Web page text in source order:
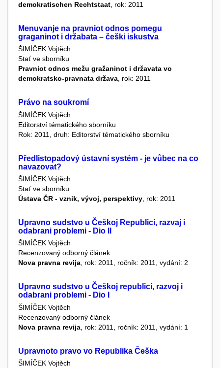
demokratischen Rechtstaat , rok: 2011
Menuvanje na pravniot odnos pomegu
graganinot i držabata – češki iskustva
ŠIMÍČEK Vojtěch
Stať ve sborníku
Pravniot odnos mežu gražaninot i državata vo
demokratsko-pravnata država, rok: 2011
Právo na soukromí
ŠIMÍČEK Vojtěch
Editorství tématického sborníku
Rok: 2011, druh: Editorství tématického sborníku
Předlistopadový ústavní systém - je vůbec na co
navazovat?
ŠIMÍČEK Vojtěch
Stať ve sborníku
Ústava ČR - vznik, vývoj, perspektivy , rok: 2011
Upravno sudstvo u Češkoj Republici, razvaj i
odabrani problemi - Dio II
ŠIMÍČEK Vojtěch
Recenzovaný odborný článek
Nova pravna revija, rok: 2011, ročník: 2011, vydání: 2
Upravno sudstvo u Češkoj republici, razvoj i
odabrani problemi - Dio I
ŠIMÍČEK Vojtěch
Recenzovaný odborný článek
Nova pravna revija , rok: 2011, ročník: 2011, vydání: 1
Upravnoto pravo vo Republika Češka
ŠIMÍČEK Vojtěch